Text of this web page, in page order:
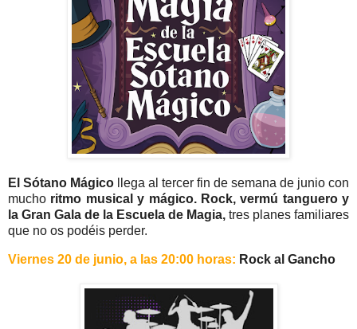
El Sótano Mágico llega al tercer fin de semana de junio con
mucho ritmo musical y mágico. Rock, vermú tanguero y
la Gran Gala de la Escuela de Magia, tres planes familiares
que no os podéis perder.
Viernes 20 de junio, a las 20:00 horas: Rock al Gancho